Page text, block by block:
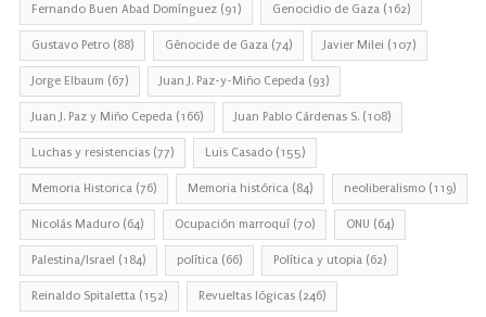
Fernando Buen Abad Domínguez (91) Genocidio de Gaza (162)
Gustavo Petro (88) Génocide de Gaza (74) Javier Milei (107)
Jorge Elbaum (67) Juan J. Paz-y-Miño Cepeda (93)
Juan J. Paz y Miño Cepeda (166) Juan Pablo Cárdenas S. (108)
Luchas y resistencias (77) Luis Casado (155)
Memoria Historica (76) Memoria histórica (84) neoliberalismo (119)
Nicolás Maduro (64) Ocupación marroquí (70) ONU (64)
Palestina/Israel (184) política (66) Política y utopia (62)
Reinaldo Spitaletta (152) Revueltas lógicas (246)